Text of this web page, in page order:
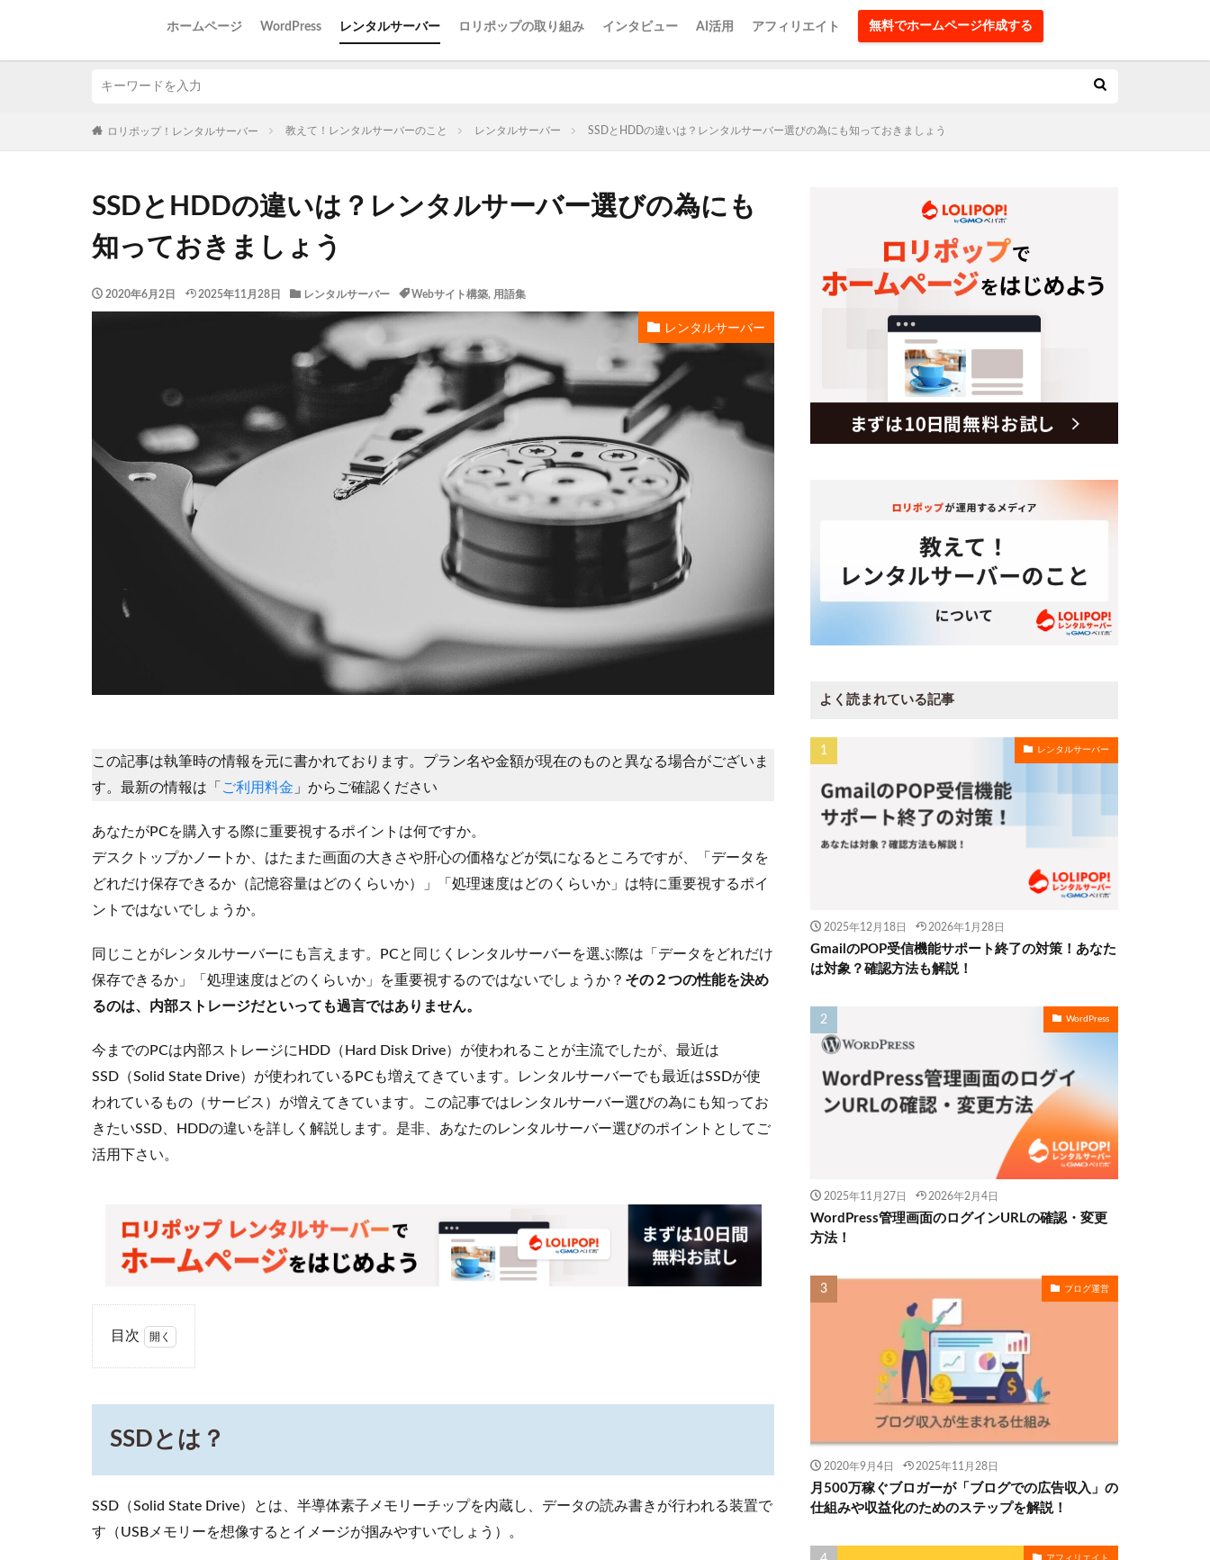
ホームページ WordPress レンタルサーバー ロリポップの取り組み インタビュー AI活用 アフィリエイト 無料でホームページ作成する
ロリポップ！レンタルサーバー 教えて！レンタルサーバーのこと レンタルサーバー SSDとHDDの違いは？レンタルサーバー選びの為にも知っておきましょう
SSDとHDDの違いは？レンタルサーバー選びの為にも
知っておきましょう
2020年6月2日 2025年11月28日 レンタルサーバー Webサイト構築, 用語集
レンタルサーバー
この記事は執筆時の情報を元に書かれております。プラン名や金額が現在のものと異なる場合がございま
す。最新の情報は「 ご利用料金 」からご確認ください
あなたがPCを購入する際に重要視するポイントは何ですか。
デスクトップかノートか、はたまた画面の大きさや肝心の価格などが気になるところですが、「データを
どれだけ保存できるか（記憶容量はどのくらいか）」「処理速度はどのくらいか」は特に重要視するポイ
ントではないでしょうか。
同じことがレンタルサーバーにも言えます。PCと同じくレンタルサーバーを選ぶ際は「データをどれだけ
保存できるか」「処理速度はどのくらいか」を重要視するのではないでしょうか？ その２つの性能を決め
るのは、内部ストレージだといっても過言ではありません。
今までのPCは内部ストレージにHDD（Hard Disk Drive）が使われることが主流でしたが、最近は
SSD（Solid State Drive）が使われているPCも増えてきています。レンタルサーバーでも最近はSSDが使
われているもの（サービス）が増えてきています。この記事ではレンタルサーバー選びの為にも知ってお
きたいSSD、HDDの違いを詳しく解説します。是非、あなたのレンタルサーバー選びのポイントとしてご
活用下さい。
目次
と
HDD
は？
3
SSDとは？
SSD（Solid State Drive）とは、半導体素子メモリーチップを内蔵し、データの読み書きが行われる装置で
す（USBメモリーを想像するとイメージが掴みやすいでしょう）。
よく読まれている記事
レンタルサーバー
2025年12月18日 2026年1月28日
GmailのPOP受信機能サポート終了の対策！あなた
は対象？確認方法も解説！
WordPress
2025年11月27日 2026年2月4日
WordPress管理画面のログインURLの確認・変更
方法！
ブログ運営
2020年9月4日 2025年11月28日
月500万稼ぐブロガーが「ブログでの広告収入」の
仕組みや収益化のためのステップを解説！